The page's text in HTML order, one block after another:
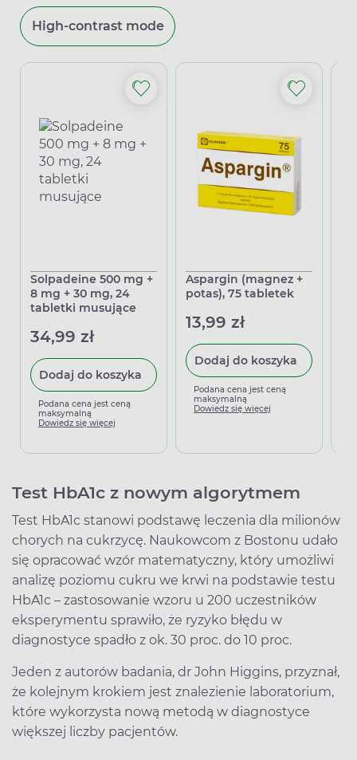
High-contrast mode
Solpadeine 500 mg +
8 mg + 30 mg, 24
tabletki musujące
34,99 zł
Dodaj do koszyka
Podana cena jest ceną
maksymalną
Dowiedz się więcej
Aspargin (magnez +
potas), 75 tabletek
13,99 zł
Dodaj do koszyka
Podana cena jest ceną
maksymalną
Dowiedz się więcej
Test HbA1c z nowym algorytmem
Test HbA1c stanowi podstawę leczenia dla milionów
chorych na cukrzycę. Naukowcom z Bostonu udało
się opracować wzór matematyczny, który umożliwi
analizę poziomu cukru we krwi na podstawie testu
HbA1c – zastosowanie wzoru u 200 uczestników
eksperymentu sprawiło, że ryzyko błędu w
diagnostyce spadło z ok. 30 proc. do 10 proc.
Jeden z autorów badania, dr John Higgins, przyznał,
że kolejnym krokiem jest znalezienie laboratorium,
które wykorzysta nową metodą w diagnostyce
większej liczby pacjentów.